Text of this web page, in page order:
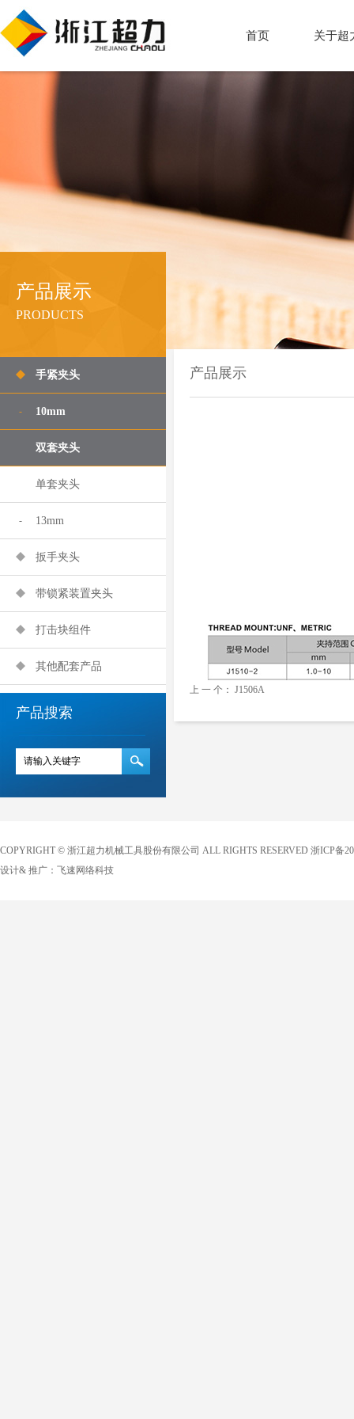
首页 关于超
产品展示
PRODUCTS
手紧夹头
10mm
双套夹头
单套夹头
13mm
扳手夹头
带锁紧装置夹头
打击块组件
其他配套产品
产品搜索
产品展示
上 一 个： J1506A
COPYRIGHT © 浙江超力机械工具股份有限公司 ALL RIGHTS RESERVED 浙ICP备
设计& 推广： 飞速网络科技